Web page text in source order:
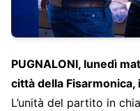
PUGNALONI, lunedì
città della
L’unità del partito in